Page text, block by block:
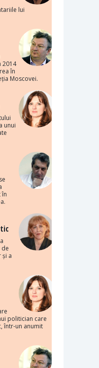
lui
2014
în
Moscovei.
unui
în
și a
politician care
într-un anumit